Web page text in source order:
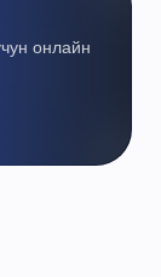
онлайн